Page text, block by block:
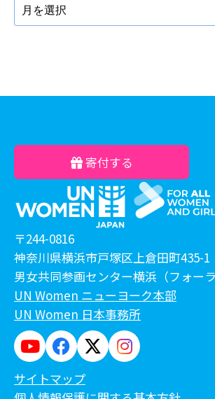
寄付する
〒244-0816
神奈川県横浜市戸塚区上倉田町435-1
男女共同参画センター横浜（フォー
UN Women ニューヨーク本部
UN Women 日本事務所
サイトマップ